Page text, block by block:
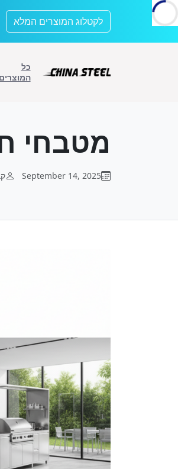
לתוכן
לקטלוג המוצרים המלא
כל
המוצרים
מטבחי
September 14, 2025